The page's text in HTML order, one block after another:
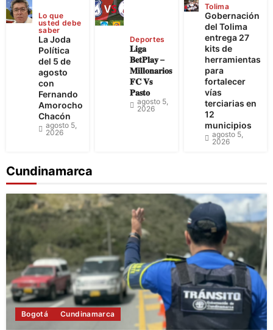
Lo que
usted debe
saber
La Joda
Política
del 5 de
agosto
con
Fernando
Amorocho
Chacón
agosto 5,
2026
Deportes
𝐋𝐢𝐠𝐚
𝐁𝐞𝐭𝐏𝐥𝐚𝐲 –
𝐌𝐢𝐥𝐥𝐨𝐧𝐚𝐫𝐢𝐨𝐬
𝐅𝐂 𝐕𝐬
𝐏𝐚𝐬𝐭𝐨
agosto 5,
2026
Tolima
Gobernación
del Tolima
entrega 27
kits de
herramientas
para
fortalecer
vías
terciarias en
12
municipios
agosto 5,
2026
Cundinamarca
Bogotá Cundinamarca